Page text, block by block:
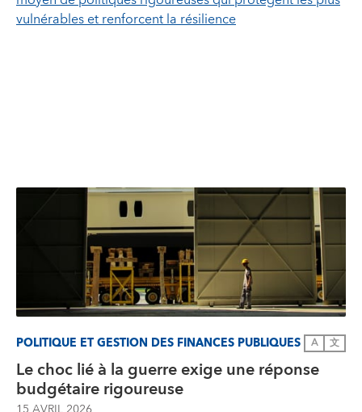
vulnérables et renforcent la résilience
POLITIQUE ET GESTION DES FINANCES PUBLIQUES A 文
Le choc lié à la guerre exige une réponse
budgétaire rigoureuse